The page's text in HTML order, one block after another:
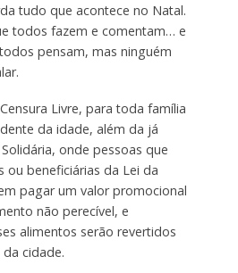
tudo que acontece no Natal.
todos fazem e comentam… e
pensam, mas ninguém
Livre, para toda família
da idade, além da já
onde pessoas que
ou beneficiárias da Lei da
pagar um valor promocional
não perecível, e
alimentos serão revertidos
cidade.